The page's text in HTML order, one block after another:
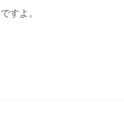
すよ。